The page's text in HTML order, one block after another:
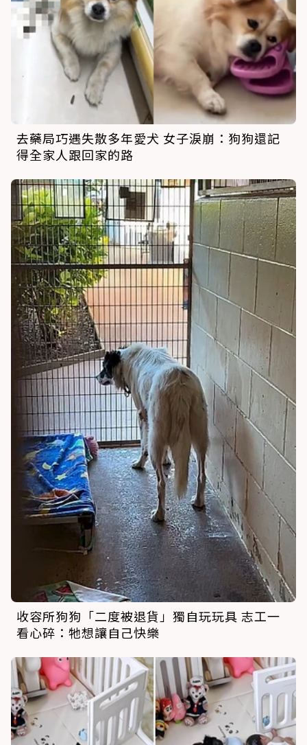
去藥局巧遇失散多年愛犬 女子淚崩：狗狗還記
得全家人跟回家的路
收容所狗狗「二度被退貨」獨自玩玩具 志工一
看心碎：牠想讓自己快樂